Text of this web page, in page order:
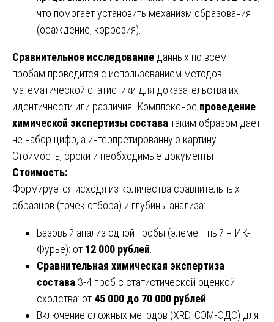
что помогает установить механизм образования
(осаждение, коррозия).
Сравнительное исследование данных по всем
пробам проводится с использованием методов
математической статистики для доказательства их
идентичности или различия. Комплексное проведение
химической экспертизы состава таким образом дает
не набор цифр, а интерпретированную картину.
Стоимость, сроки и необходимые документы
Стоимость:
Формируется исходя из количества сравнительных
образцов (точек отбора) и глубины анализа:
Базовый анализ одной пробы (элементный + ИК-
Фурье): от 12 000 рублей
Сравнительная химическая экспертиза
состава 3-4 проб с статистической оценкой
сходства: от 45 000 до 70 000 рублей
Включение сложных методов (XRD, СЭМ-ЭДС) для